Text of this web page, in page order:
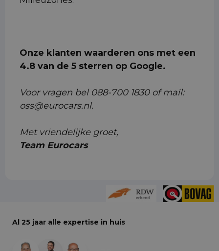
Onze klanten waarderen ons met een
4.8 van de 5 sterren op Google.
Voor vragen bel 088-700 1830 of mail:
oss@eurocars.nl.
Met vriendelijke groet,
Team Eurocars
Al 25 jaar alle expertise in huis